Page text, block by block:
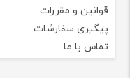
قوانین و مقررات
پیگیری سفارشات
تماس با ما